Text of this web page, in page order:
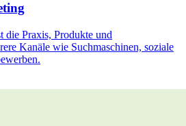
die Praxis, Produkte und
Kanäle wie Suchmaschinen, soziale